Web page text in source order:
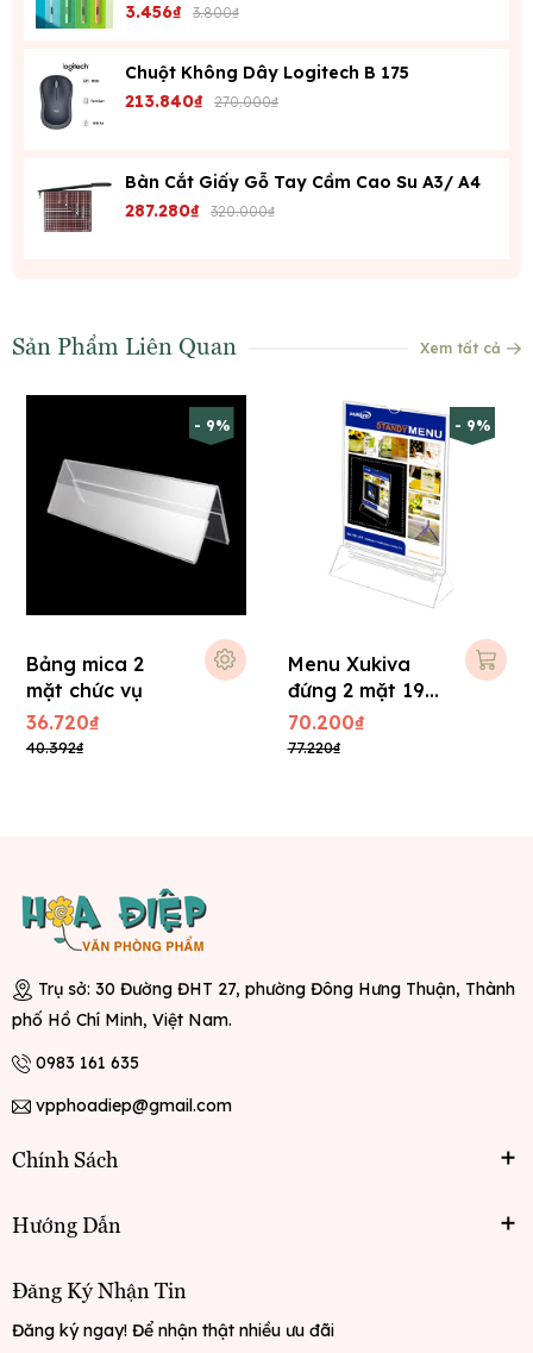
3.456₫ 3.800₫
Chuột Không Dây Logitech B 175
213.840₫ 270.000₫
Bàn Cắt Giấy Gỗ Tay Cầm Cao Su A3/ A4
287.280₫ 320.000₫
Sản Phẩm Liên Quan Xem tất cả
- 9%
Bảng mica 2
mặt chức vụ
36.720₫
40.392₫
- 9%
Menu Xukiva
đứng 2 mặt 191
(A4) 21 x 30 cm
70.200₫
77.220₫
Trụ sở: 30 Đường ĐHT 27, phường Đông Hưng Thuận, Thành
phố Hồ Chí Minh, Việt Nam.
0983 161 635
vpphoadiep@gmail.com
Chính Sách
Hướng Dẫn
Đăng Ký Nhận Tin
Đăng ký ngay! Để nhận thật nhiều ưu đãi